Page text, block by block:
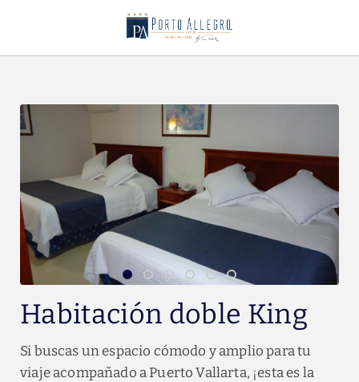
Habitación doble King
Si buscas un espacio cómodo y amplio para tu
viaje acompañado a Puerto Vallarta, ¡esta es la